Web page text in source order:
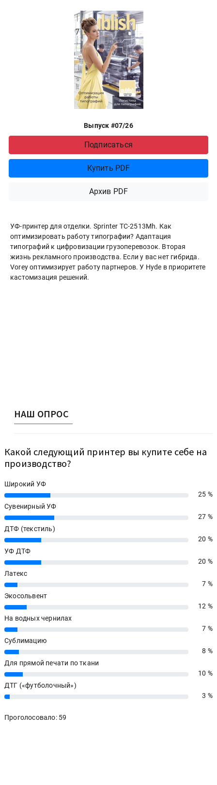
Выпуск #07/26
Подписаться
Купить PDF
Архив PDF
УФ-принтер для отделки. Sprinter ТС-2513Mh. Как
оптимизировать работу типографии? Адаптация
типографий к цифровизации грузоперевозок. Вторая
жизнь рекламного производства. Если у вас нет гибрида.
Vorey оптимизирует работу партнеров. У Hyde в приоритете
кастомизация решений.
НАШ ОПРОС
Какой следующий принтер вы купите себе на
производство?
Широкий УФ
25%
25 %
Сувенирный УФ
27%
27 %
ДТФ (текстиль)
20%
20 %
УФ ДТФ
20%
20 %
Латекс
7%
7 %
Экосольвент
12%
12 %
На водных чернилах
7%
7 %
Сублимацию
8%
8 %
Для прямой печати по ткани
10%
10 %
ДТГ («футболочный»)
3% 3 %
Проголосовало: 59